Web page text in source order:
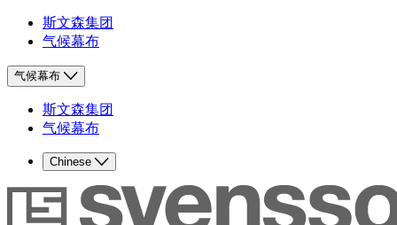
斯文森集团
气候幕布
气候幕布
斯文森集团
气候幕布
Chinese